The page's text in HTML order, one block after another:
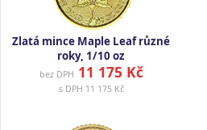
Zlatá mince Maple Leaf různé
roky, 1/10 oz
bez DPH 11 175 Kč
s DPH 11 175 Kč